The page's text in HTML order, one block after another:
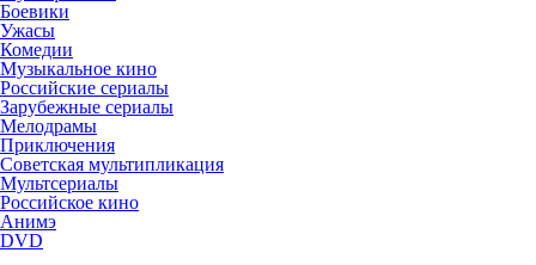
Боевики
Ужасы
Комедии
Музыкальное кино
Российские сериалы
Зарубежные сериалы
Мелодрамы
Приключения
Советская мультипликация
Мультсериалы
Российское кино
Анимэ
DVD